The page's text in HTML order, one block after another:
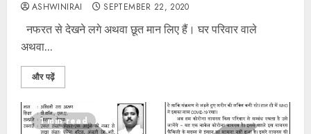
ASHWINIRAI SEPTEMBER 22, 2020
नफरत से देखने लगे अथवा छूत मान लिए हैं। घर परिवार वाले
अथवा...
और पढ़ें
1 min read